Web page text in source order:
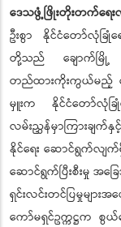
ဒေသဖွံ့ဖြိုးတိုးတက်ရေးလု
ဦးစွာ နိုင်ငံတော်လုံခြုံရ
တို့သည် ချောက်မြို့
တည်ထားကိုးကွယ်မည့် မြ
မှူးက နိုင်ငံတော်လုံခြုံရ
လမ်းညွှန်မှာကြားခ
နိုင်ရေး ဆောင်ရွက်လျက်ရှိ
ဆောင်ရွက်ပြီးစီးမှု အခ
ရှင်းလင်းတင်ပြမှုမျာ
ကော်မရှင်ဥက္ကဋ္ဌက